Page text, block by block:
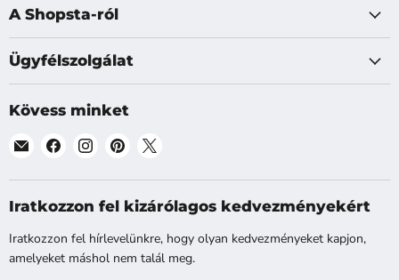
A Shopsta-ról
Ügyfélszolgálat
Kövess minket
Találj
minket
a
mail
platformon
Találj
minket
a
platformon
Találj
minket
a
platformon
Találj
minket
a
platformon
minket
a
platformon
Iratkozzon fel kizárólagos kedvezményekért
Iratkozzon fel hírlevelünkre, hogy olyan kedvezményeket kapjon,
amelyeket máshol nem talál meg.